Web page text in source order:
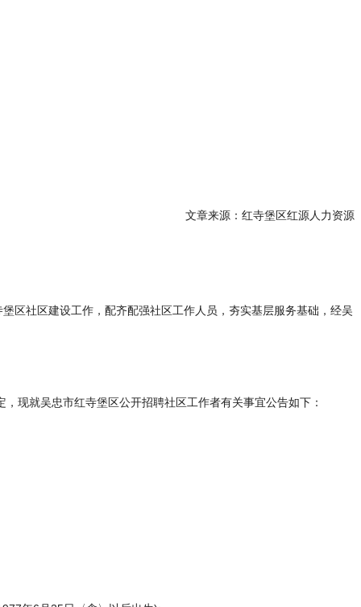
文章来源：红寺堡区红源人力资源
区社区建设工作，配齐配强社区工作人员，夯实基层服务基础，经吴
，现就吴忠市红寺堡区公开招聘社区工作者有关事宜公告如下：